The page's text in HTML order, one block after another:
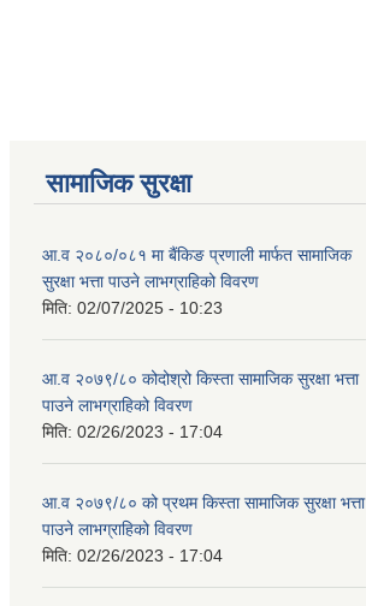
सामाजिक सुरक्षा
आ.व २०८०/०८१ मा बैंकिङ प्रणाली मार्फत सामाजिक
सुरक्षा भत्ता पाउने लाभग्राहिको विवरण
मिति: 02/07/2025 - 10:23
आ.व २०७९/८० कोदोश्रो किस्ता सामाजिक सुरक्षा भत्ता
पाउने लाभग्राहिको विवरण
मिति: 02/26/2023 - 17:04
आ.व २०७९/८० को प्रथम किस्ता सामाजिक सुरक्षा भत्ता
पाउने लाभग्राहिको विवरण
मिति: 02/26/2023 - 17:04